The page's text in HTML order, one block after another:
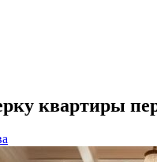
квартиры